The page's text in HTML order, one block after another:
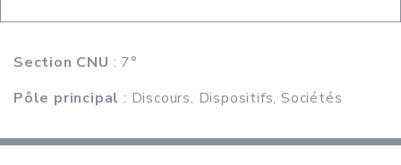
Section CNU : 7°
Pôle principal : Discours, Dispositifs, Sociétés